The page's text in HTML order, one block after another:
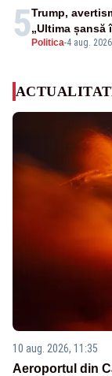
5 Politica-4 aug.
Trump,
„Ultima șansă
10 aug. 2026, 11:35
Aeroportul din